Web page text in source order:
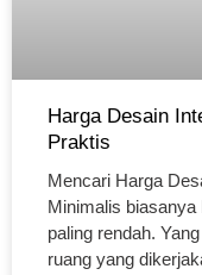
Harga Desain
Praktis
Mencari Harga
Minimalis
paling rendah.
ruang yang